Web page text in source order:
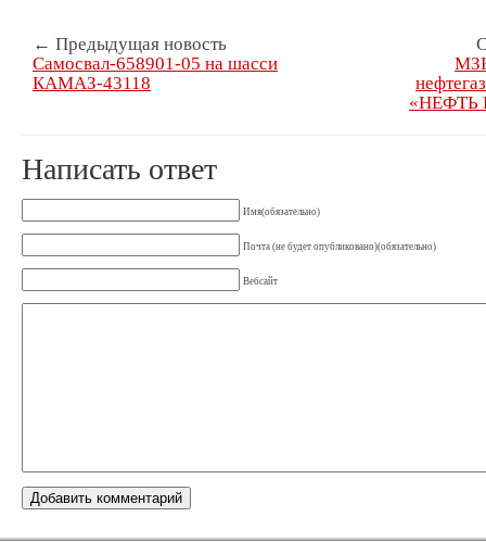
← Предыдущая новость
Самосвал-658901-05 на шасси
КАМАЗ-43118
«НЕФТЬ
Написать ответ
Имя(обязательно)
Почта (не будет опубликовано)(обязательно)
Вебсайт